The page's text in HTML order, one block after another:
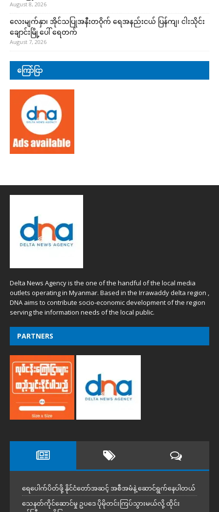
August 8, 2026
လေးမျက်နှာ၊ အိုင်သပြုအနီးတဝိုက် ရေအနည်းငယ် ပြန်ကျ၊ ငါးသိုင်း
ချောင်းမြို့ပေါ် ရေတက်
August 7, 2026
ကြော်ငြာ
Delta News Agency is the one of the handful of the local media
outlets operating in Myanmar. Based in the Irrawaddy delta region ,
DNA aims to contribute socio-economic development of the region
serving the information needs of the local public.
PARTNERS
ရေပေါက်ပိတ်ဖို့ နိုင်ငံတော်အဆင့် အစီအမံနဲ့ ဆောင်ရွက်နေပါတယ်
သေနတ်ကိုင်ဆောင်မှု ဥပဒေ ပိုမိုတင်းကြပ်သွားမယ်လို့ ထိုင်း